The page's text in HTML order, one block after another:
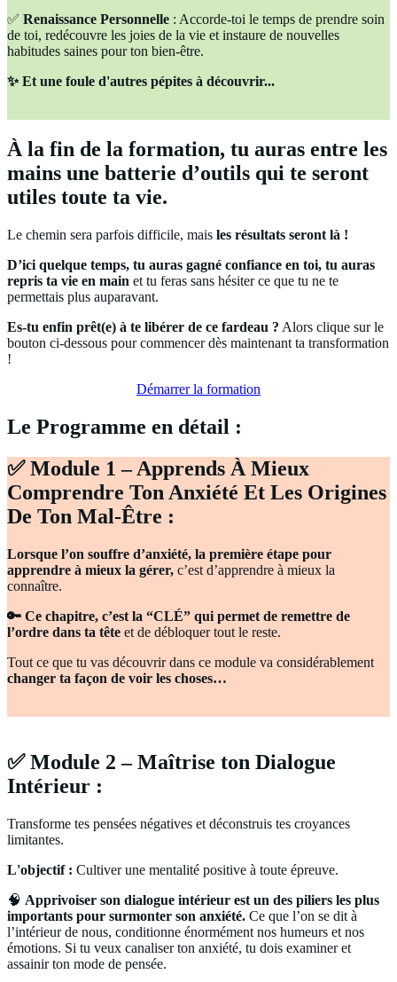
✅ Renaissance Personnelle : Accorde-toi le temps de prendre soin
de toi, redécouvre les joies de la vie et instaure de nouvelles
habitudes saines pour ton bien-être.
✨ Et une foule d'autres pépites à découvrir...
À la fin de la formation, tu auras entre les
mains une batterie d’outils qui te seront
utiles toute ta vie.
Le chemin sera parfois difficile, mais les résultats seront là !
D’ici quelque temps, tu auras gagné confiance en toi, tu auras
repris ta vie en main et tu feras sans hésiter ce que tu ne te
permettais plus auparavant.
Es-tu enfin prêt(e) à te libérer de ce fardeau ? Alors clique sur le
bouton ci-dessous pour commencer dès maintenant ta transformation
!
Démarrer la formation
Le Programme en détail :
✅ Module 1 – Apprends À Mieux
Comprendre Ton Anxiété Et Les Origines
De Ton Mal-Être :
Lorsque l’on souffre d’anxiété, la première étape pour
apprendre à mieux la gérer, c’est d’apprendre à mieux la
connaître.
🔑 Ce chapitre, c’est la “CLÉ” qui permet de remettre de
l’ordre dans ta tête et de débloquer tout le reste.
Tout ce que tu vas découvrir dans ce module va considérablement
changer ta façon de voir les choses…
✅ Module 2 – Maîtrise ton Dialogue
Intérieur :
Transforme tes pensées négatives et déconstruis tes croyances
limitantes.
L'objectif : Cultiver une mentalité positive à toute épreuve.
🧠 Apprivoiser son dialogue intérieur est un des piliers les plus
importants pour surmonter son anxiété. Ce que l’on se dit à
l’intérieur de nous, conditionne énormément nos humeurs et nos
émotions. Si tu veux canaliser ton anxiété, tu dois examiner et
assainir ton mode de pensée.